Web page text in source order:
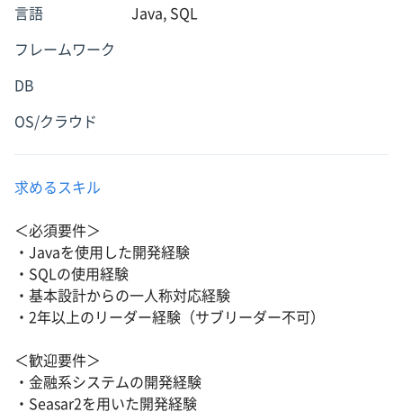
言語 Java, SQL
フレームワーク
DB
OS/クラウド
求めるスキル
＜必須要件＞
・Javaを使用した開発経験
・SQLの使用経験
・基本設計からの一人称対応経験
・2年以上のリーダー経験（サブリーダー不可）
＜歓迎要件＞
・金融系システムの開発経験
・Seasar2を用いた開発経験